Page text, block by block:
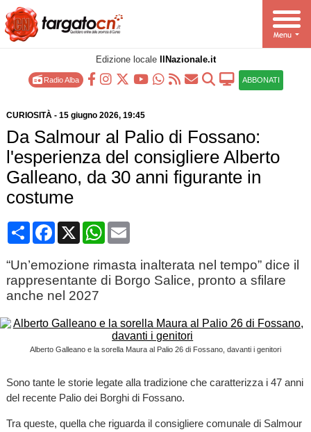
Edizione locale IlNazionale.it
Radio Alba ABBONATI
CURIOSITÀ- 15 giugno 2026, 19:45
Da Salmour al Palio di Fossano:
l'esperienza del consigliere Alberto
Galleano, da 30 anni figurante in
costume
CondividiFacebook
X WhatsApp
Email
“Un’emozione rimasta inalterata nel tempo” dice il
rappresentante di Borgo Salice, pronto a sfilare
anche nel 2027
Alberto Galleano e la sorella Maura al Palio 26 di Fossano, davanti i genitori
Sono tante le storie legate alla tradizione che caratterizza i 47 anni
del recente Palio dei Borghi di Fossano.
Tra queste, quella che riguarda il consigliere comunale di Salmour